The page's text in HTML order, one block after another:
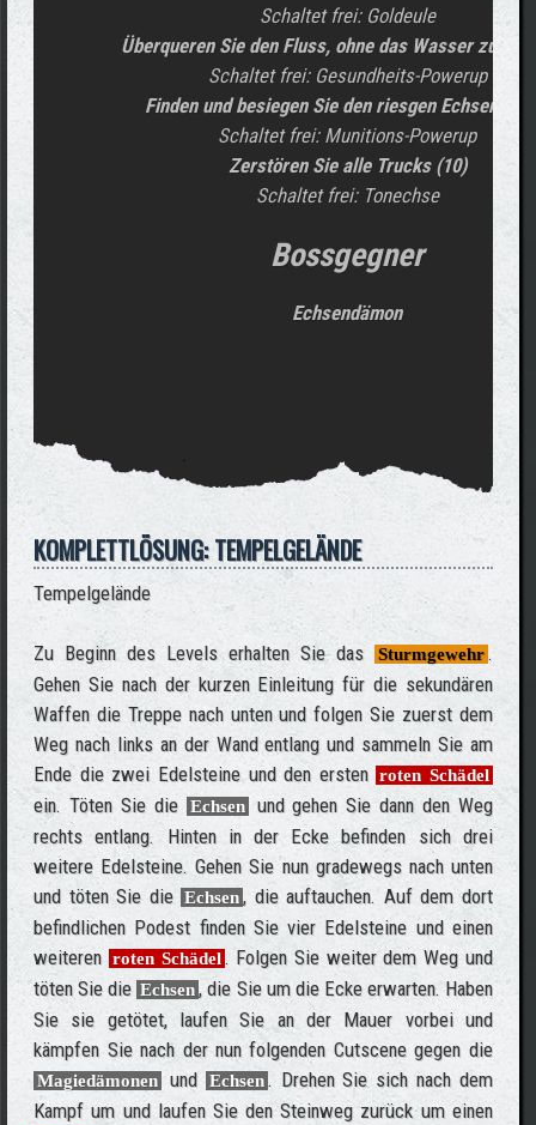
Schaltet frei: Goldeule
Überqueren Sie den Fluss, ohne das Wasser zu
Schaltet frei: Gesundheits-Powerup
Finden und besiegen Sie den riesgen
Schaltet frei: Munitions-Powerup
Zerstören Sie alle Trucks (10)
Schaltet frei: Tonechse
Bossgegner
Echsendämon
KOMPLETTLÖSUNG: TEMPELGELÄNDE
Tempelgelände
Zu Beginn des Levels erhalten Sie das Sturmgewehr.
Gehen Sie nach der kurzen Einleitung für die sekundären
Waffen die Treppe nach unten und folgen Sie zuerst dem
Weg nach links an der Wand entlang und sammeln Sie am
Ende die zwei Edelsteine und den ersten roten Schädel
ein. Töten Sie die Echsen
und gehen Sie dann den Weg
rechts entlang. Hinten in der Ecke befinden sich drei
weitere Edelsteine. Gehen Sie nun gradewegs nach unten
und töten Sie die Echsen , die auftauchen. Auf dem dort
befindlichen Podest finden Sie vier Edelsteine und einen
weiteren roten Schädel . Folgen Sie weiter dem Weg und
töten Sie die Echsen , die Sie um die Ecke erwarten. Haben
Sie sie getötet, laufen Sie an der Mauer vorbei und
kämpfen Sie nach der nun folgenden Cutscene gegen die
Magiedämonen und Echsen . Drehen Sie sich nach dem
Kampf um und laufen Sie den Steinweg zurück um einen